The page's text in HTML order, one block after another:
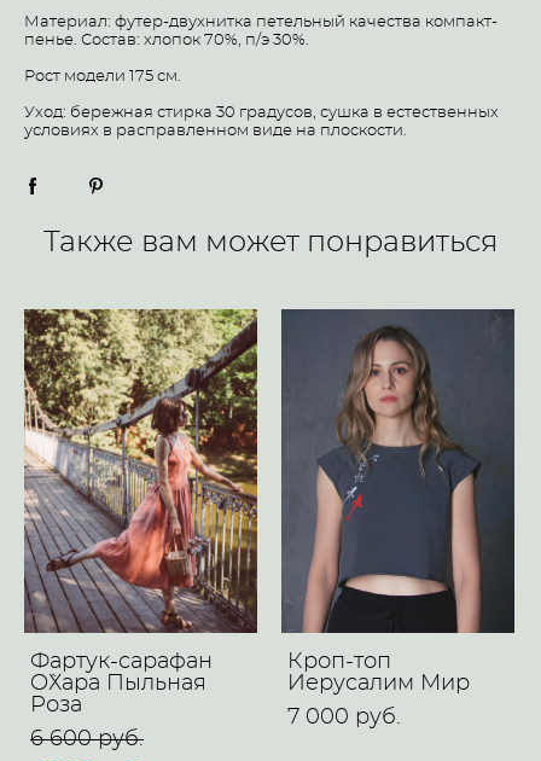
Материал: футер-двухнитка петельный качества компакт-
пенье. Состав: хлопок 70%, п/э 30%.
Рост модели 175 см.
Уход: бережная стирка 30 градусов, сушка в естественных
условиях в расправленном виде на плоскости.
Также вам может понравиться
Фартук-сарафан
O`Хара Пыльная
Роза
6 600 pуб.
Кроп-топ
Иерусалим Мир
7 000 pуб.